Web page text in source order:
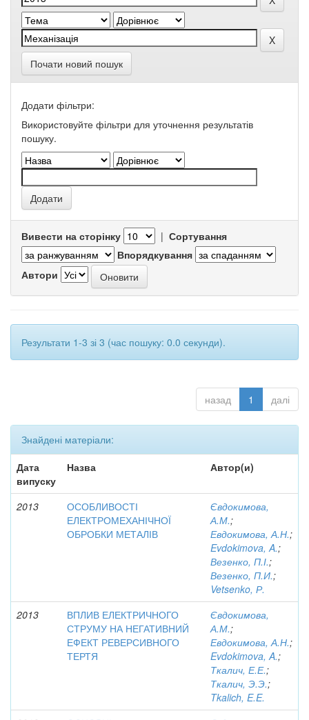
Почати новий пошук
Додати фільтри:
Використовуйте фільтри для уточнення результатів
пошуку.
Вивести на сторінку | Сортування
Впорядкування
Автори
Результати 1-3 зі 3 (час пошуку: 0.0 секунди).
назад 1 далі
Знайдені матеріали:
Дата
випуску
Назва Автор(и)
2013
ОСОБЛИВОСТІ
ЕЛЕКТРОМЕХАНІЧНОЇ
ОБРОБКИ МЕТАЛІВ
Євдокимова,
А.М.;
Евдокимова, А.Н.;
Evdokimova, A.;
Везенко, П.І.;
Везенко, П.И.;
Vetsenko, Р.
2013
ВПЛИВ ЕЛЕКТРИЧНОГО
СТРУМУ НА НЕГАТИВНИЙ
ЕФЕКТ РЕВЕРСИВНОГО
ТЕРТЯ
Євдокимова,
А.М.;
Евдокимова, А.Н.;
Evdokimova, A.;
Ткалич, Е.Е.;
Ткалич, Э.Э.;
Tkalich, E.E.